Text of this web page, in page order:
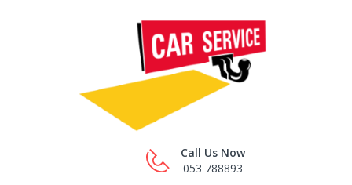
Call Us Now
053 788893